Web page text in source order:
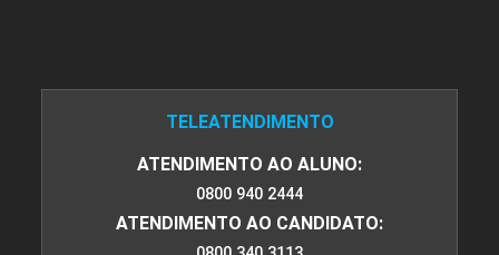
TELEATENDIMENTO
ATENDIMENTO AO ALUNO:
0800 940 2444
ATENDIMENTO AO CANDIDATO: